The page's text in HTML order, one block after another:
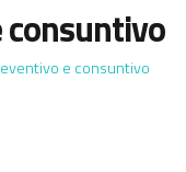
consuntivo
e consuntivo